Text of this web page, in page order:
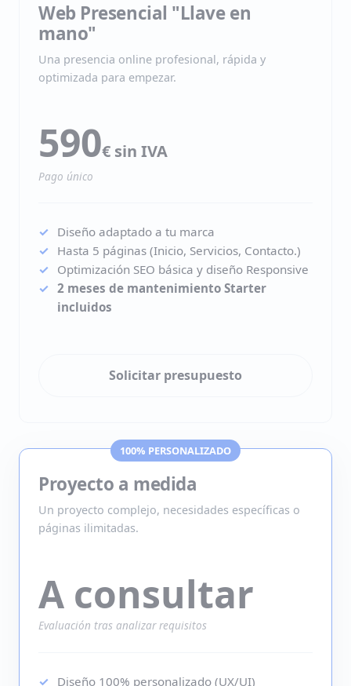
Web Presencial "Llave en
mano"
Una presencia online profesional, rápida y
optimizada para empezar.
590€ sin IVA
Pago único
Diseño adaptado a tu marca
Hasta 5 páginas (Inicio, Servicios, Contacto.)
Optimización SEO básica y diseño Responsive
2 meses de mantenimiento Starter
incluidos
Solicitar presupuesto
100% PERSONALIZADO
Proyecto a medida
Un proyecto complejo, necesidades específicas o
páginas ilimitadas.
A consultar
Evaluación tras analizar requisitos
Diseño 100% personalizado (UX/UI)